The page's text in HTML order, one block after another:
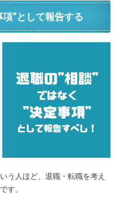
項”として報告する
う人ほど、退職・転職を考え
す。